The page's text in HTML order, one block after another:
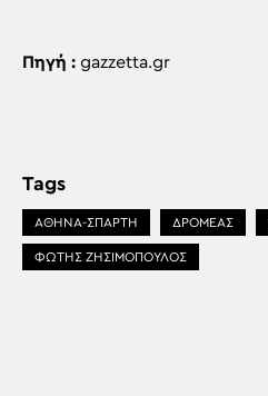
Πηγή : gazzetta.gr
Tags
ΑΘΗΝΑ-ΣΠΑΡΤΗ ΔΡΟΜΕΑΣ
ΦΩΤΗΣ ΖΗΣΙΜΌΠΟΥΛΟΣ